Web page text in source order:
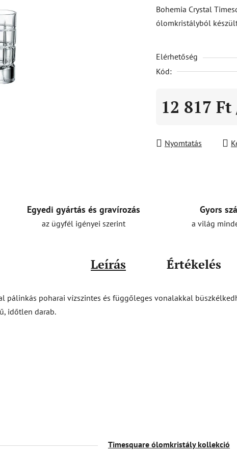
értékelése
5-
0,0
csillag.
Bohemia Crystal
ólomkristályból
Elérhetőség
Kód:
12 817 Ft
Nyomtatás
Egyedi gyártás és gravírozás
az ügyfél igényei szerint
Gyors
a világ
Leírás Értékelés
pálinkás poharai vízszintes és függőleges vonalakkal
időtlen darab.
Timesquare ólomkristály kollekció